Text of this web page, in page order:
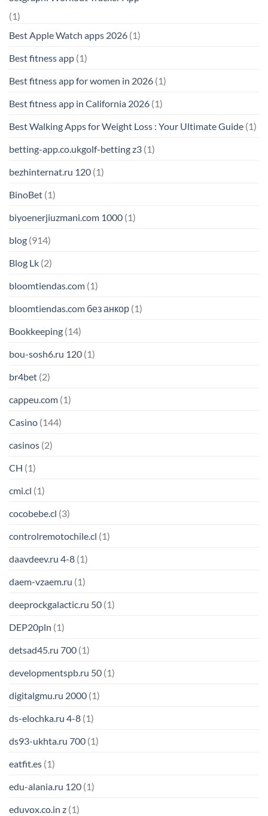
(1)
Best Apple Watch apps 2026 (1)
Best fitness app (1)
Best fitness app for women in 2026 (1)
Best fitness app in California 2026 (1)
Best Walking Apps for Weight Loss : Your Ultimate Guide (1)
betting-app.co.ukgolf-betting z3 (1)
bezhinternat.ru 120 (1)
BinoBet (1)
biyoenerjiuzmani.com 1000 (1)
blog (914)
Blog Lk (2)
bloomtiendas.com (1)
bloomtiendas.com без анкор (1)
Bookkeeping (14)
bou-sosh6.ru 120 (1)
br4bet (2)
cappeu.com (1)
Casino (144)
casinos (2)
CH (1)
cmi.cl (1)
cocobebe.cl (3)
controlremotochile.cl (1)
daavdeev.ru 4-8 (1)
daem-vzaem.ru (1)
deeprockgalactic.ru 50 (1)
DEP20pln (1)
detsad45.ru 700 (1)
developmentspb.ru 50 (1)
digitalgmu.ru 2000 (1)
ds-elochka.ru 4-8 (1)
ds93-ukhta.ru 700 (1)
eatfit.es (1)
edu-alania.ru 120 (1)
eduvox.co.in z (1)